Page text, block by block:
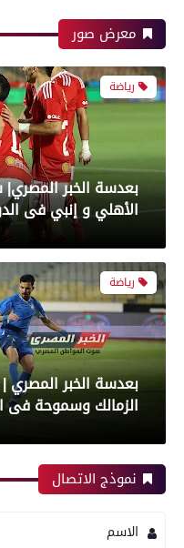
معرض صور
بيراميدز فى نهائى
رياضة
بعدسة الخبر المصري|
الأهلي و إنبي فى
رياضة
بعدسة الخبر المصري
الزمالك وسموحة فى
رياضة
نموذج الاتصال
الاسم